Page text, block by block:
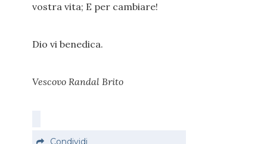
vostra vita; E per cambiare!
Dio vi benedica.
Vescovo Randal Brito
Condividi